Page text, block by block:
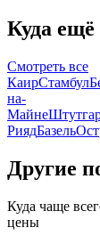
Куда ещё
Смотреть все
КаирСтамбул
на-
Майне
РиядБазель
Другие
Куда чаще
цены